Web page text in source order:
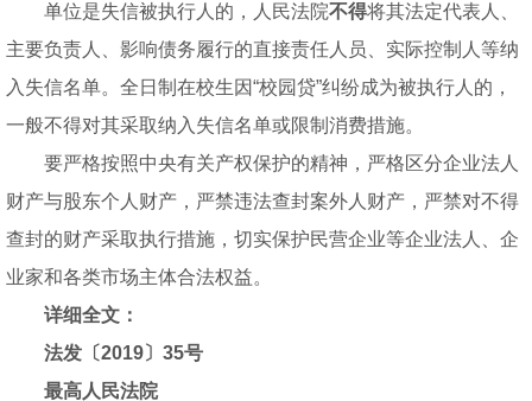
单位是失信被执行人的，人民法院不得将其法定代表人、
主要负责人、影响债务履行的直接责任人员、实际控制人等纳
入失信名单。全日制在校生因“校园贷”纠纷成为被执行人的，
一般不得对其采取纳入失信名单或限制消费措施。
要严格按照中央有关产权保护的精神，严格区分企业法人
财产与股东个人财产，严禁违法查封案外人财产，严禁对不得
查封的财产采取执行措施，切实保护民营企业等企业法人、企
业家和各类市场主体合法权益。
详细全文：
法发〔2019〕35号
最高人民法院